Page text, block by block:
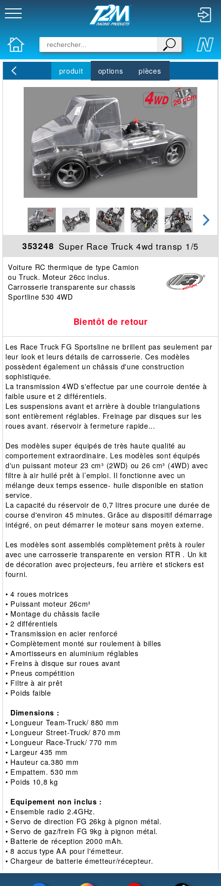
produit options pièces
353248 Super Race Truck 4wd transp 1/5
Voiture RC thermique de type Camion
ou Truck. Moteur 26cc inclus.
Carrosserie transparente sur chassis
Sportline 530 4WD
Bientôt de retour
Les Race Truck FG Sportsline ne brillent pas seulement par
leur look et leurs détails de carrosserie. Ces modèles
possèdent également un châssis d'une construction
sophistiquée.
La transmission 4WD s'effectue par une courroie dentée à
faible usure et 2 différentiels.
Les suspensions avant et arrière à double triangulations
sont entièrement réglables. Freinage par disques sur les
roues avant. réservoir à fermeture rapide...
Des modèles super équipés de très haute qualité au
comportement extraordinaire. Les modèles sont équipés
d'un puissant moteur 23 cm³ (2WD) ou 26 cm³ (4WD) avec
filtre à air huilé prêt à l’emploi. Il fonctionne avec un
mélange deux temps essence- huile disponible en station
service.
La capacité du réservoir de 0,7 litres procure une durée de
course d'environ 45 minutes. Grâce au dispositif démarrage
intégré, on peut démarrer le moteur sans moyen externe.
Les modèles sont assemblés complètement prêts à rouler
avec une carrosserie transparente en version RTR . Un kit
de décoration avec projecteurs, feu arrière et stickers est
fourni.
• 4 roues motrices
• Puissant moteur 26cm³
• Montage du châssis facile
• 2 différentiels
• Transmission en acier renforcé
• Complètement monté sur roulement à billes
• Amortisseurs en aluminium réglables
• Freins à disque sur roues avant
• Pneus compétition
• Filtre à air prêt
• Poids faible
Dimensions :
• Longueur Team-Truck/ 880 mm
• Longueur Street-Truck/ 870 mm
• Longueur Race-Truck/ 770 mm
• Largeur 435 mm
• Hauteur ca.380 mm
• Empattem. 530 mm
• Poids 10,8 kg
Equipement non inclus :
• Ensemble radio 2.4GHz.
• Servo de direction FG 26kg à pignon métal.
• Servo de gaz/frein FG 9kg à pignon métal.
• Batterie de réception 2000 mAh.
• 8 accus type AA pour l'émetteur.
• Chargeur de batterie émetteur/récepteur.